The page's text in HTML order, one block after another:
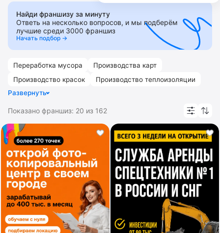
Найди франшизу за минуту
Ответь на несколько вопросов, и мы подберём
лучшие среди 3000 франшиз
Начать подбор →
Переработка мусора
Производства карт
Производство красок
Производство теплоизоляции
Столярные мастерские
Развернуть
Показано франшиз: 20 из 162